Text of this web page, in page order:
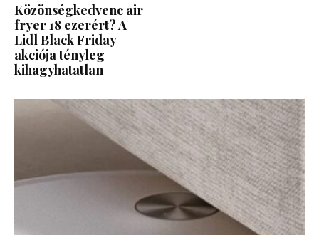
Közönségkedvenc air
fryer 18 ezerért? A
Lidl Black Friday
akciója tényleg
kihagyhatatlan